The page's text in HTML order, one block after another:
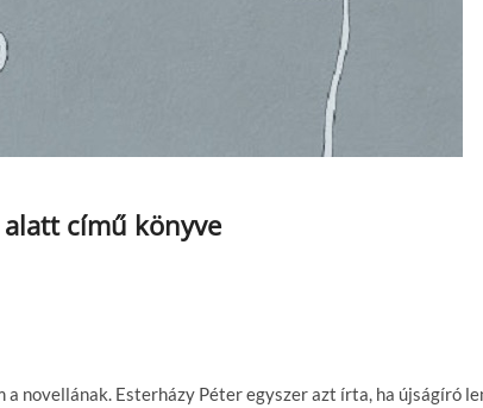
című könyve
novellának. Esterházy Péter egyszer azt írta, ha újságíró